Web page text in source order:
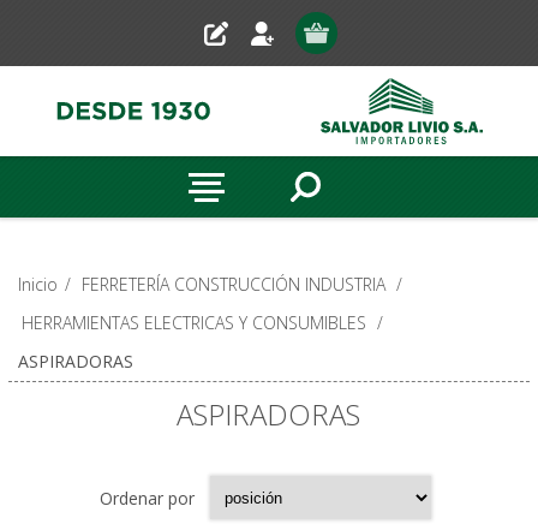
Inicio / FERRETERÍA CONSTRUCCIÓN INDUSTRIA /
HERRAMIENTAS ELECTRICAS Y CONSUMIBLES /
ASPIRADORAS
ASPIRADORAS
Ordenar por